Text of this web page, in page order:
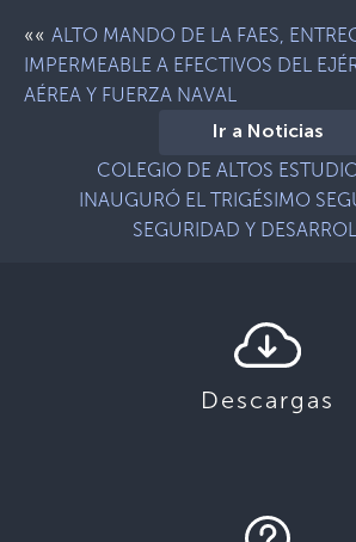
«« ALTO MANDO DE LA FAES,
IMPERMEABLE A EFECTIVOS DEL
AÉREA Y FUERZA NAVAL
Ir a Noticias
COLEGIO DE ALTOS
INAUGURÓ EL TRIGÉSIMO
SEGURIDAD Y
Descargas